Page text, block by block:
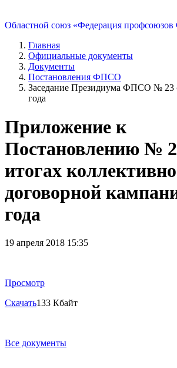
Областной союз «Федерация профсоюзов
Главная
Официальные документы
Документы
Постановления ФПСО
Заседание Президиума ФПСО № 23
года
Приложение к
Постановлению №
итогах
договорной
года
19 апреля 2018 15:35
Просмотр
Скачать133 Кбайт
Все документы